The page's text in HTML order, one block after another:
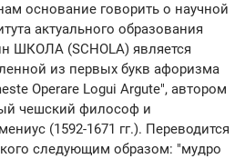
основание говорить о научной
актуального образования
ШКОЛА (SCHOLA) является
из первых букв афоризма
Operare Logui Argute", автором
чешский философ и
(1592-1671 гг.). Переводится
следующим образом: "мудро